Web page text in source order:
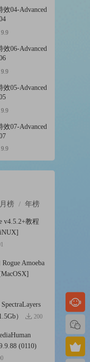
效04-Advanced
9.9
效06-Advanced
9.9
效05-Advanced
9.9
效07-Advanced
9.9
月榜 / 年榜
v4.5.2+教程
Amoeba
）
200
(0110)